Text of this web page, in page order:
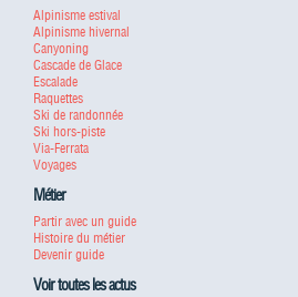
Alpinisme estival
Alpinisme hivernal
Canyoning
Cascade de Glace
Escalade
Raquettes
Ski de randonnée
Ski hors-piste
Via-Ferrata
Voyages
Métier
Partir avec un guide
Histoire du métier
Devenir guide
Voir toutes les actus